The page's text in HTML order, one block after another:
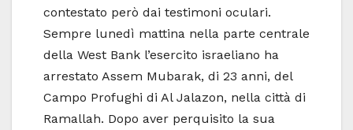
contestato però dai testimoni oculari.
Sempre lunedì mattina nella parte centrale
della West Bank l’esercito israeliano ha
arrestato Assem Mubarak, di 23 anni, del
Campo Profughi di Al Jalazon, nella città di
Ramallah. Dopo aver perquisito la sua